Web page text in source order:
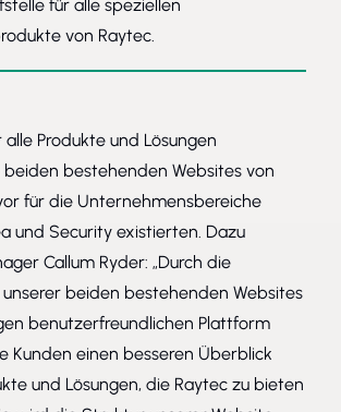
für alle speziellen
von Raytec.
Produkte und Lösungen
bestehenden Websites von
für die Unternehmensbereiche
und Security existierten. Dazu
Callum Ryder: „Durch die
unserer beiden bestehenden Websites
benutzerfreundlichen Plattform
Kunden einen besseren Überblick
und Lösungen, die Raytec zu bieten